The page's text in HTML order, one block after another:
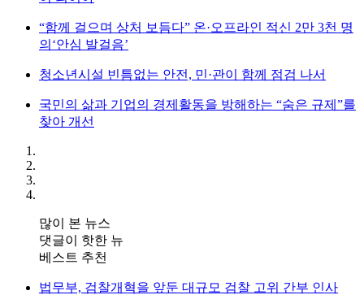
“함께 걸으며 상처 보듬다” 온·오프라인 적신 2만 3천 명
의‘안심 발걸음’
청소년시설 빈틈없는 안전, 민·관이 함께 점검 나서
국민의 삶과 기업의 경제활동을 방해하는 “숨은 규제”를
찾아 개선
많이 본 뉴스
댓글이 핫한 뉴
베스트 추천
법무부, 검찰개혁을 앞둔 대규모 검찰 고위 간부 인사